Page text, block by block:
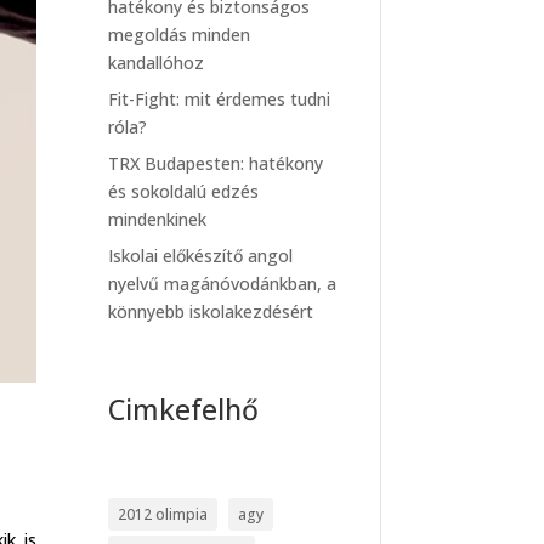
hatékony és biztonságos
megoldás minden
kandallóhoz
Fit-Fight: mit érdemes tudni
róla?
TRX Budapesten: hatékony
és sokoldalú edzés
mindenkinek
Iskolai előkészítő angol
nyelvű magánóvodánkban, a
könnyebb iskolakezdésért
Cimkefelhő
2012 olimpia
agy